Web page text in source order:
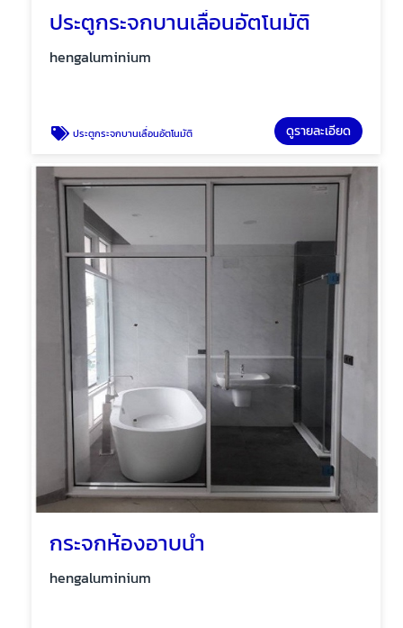
ประตูกระจกบานเลื่อนอัตโนมัติ
hengaluminium
ประตูกระจกบานเลื่อนอัตโนมัติ ดูรายละเอียด
กระจกห้องอาบน้ำ
hengaluminium